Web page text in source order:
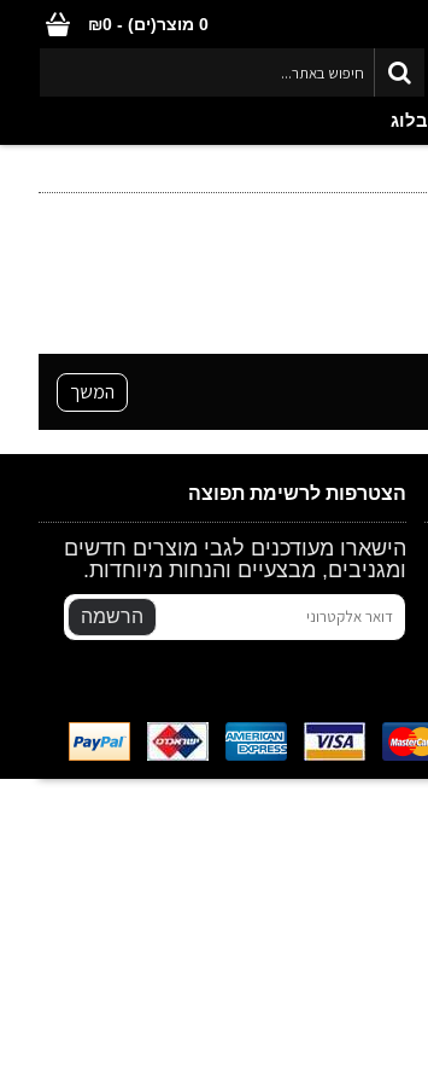
0 מוצר(ים) - ₪0
בלוג
המשך
הצטרפות לרשימת תפוצה
הישארו מעודכנים לגבי מוצרים חדשים
ומגניבים, מבצעיים והנחות מיוחדות.
הרשמה